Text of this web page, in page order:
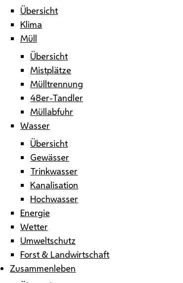
Übersicht
Klima
Müll
Übersicht
Mistplätze
Mülltrennung
48er-Tandler
Müllabfuhr
Wasser
Übersicht
Gewässer
Trinkwasser
Kanalisation
Hochwasser
Energie
Wetter
Umweltschutz
Forst & Landwirtschaft
Zusammenleben